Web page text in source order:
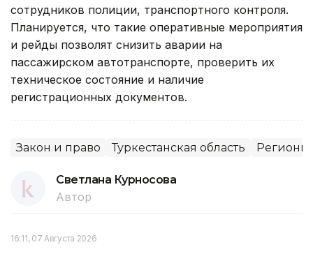
сотрудников полиции, транспортного контроля.
Планируется, что такие оперативные мероприятия
и рейды позволят снизить аварии на
пассажирском автотранспорте, проверить их
техническое состояние и наличие
регистрационных документов.
Закон и право Туркестанская область Регионы
Светлана Курносова
Автор
16:11, 07 Августа 2026